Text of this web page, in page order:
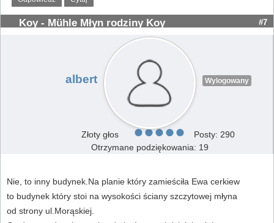
Koy - Mühle Młyn rodziny Koy #7
albert Wylogowany
Złoty głos
Posty: 290
Otrzymane podziękowania: 19
Nie, to inny budynek.Na planie który zamieściła Ewa cerkiew
to budynek który stoi na wysokości ściany szczytowej młyna
od strony ul.Morąskiej.